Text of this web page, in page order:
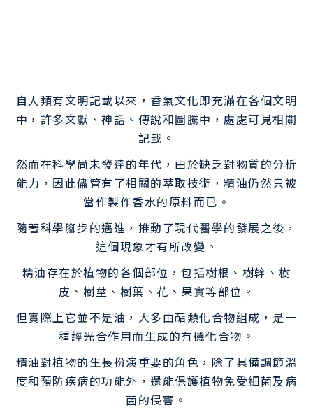
自人類有文明記載以來，香氣文化即充滿在各個文明
中，許多文獻、神話、傳說和圖騰中，處處可見相關
記載。
然而在科學尚未發達的年代，由於缺乏對物質的分析
能力，因此儘管有了相關的萃取技術，精油仍然只被
當作製作香水的原料而已。
隨著科學腳步的邁進，推動了現代醫學的發展之後，
這個現象才有所改變。
精油存在於植物的各個部位，包括樹根、樹幹、樹
皮、樹莖、樹葉、花、果實等部位。
但實際上它並不是油，大多由萜類化合物組成，是一
種經光合作用而生成的有機化合物。
精油對植物的生長扮演重要的角色，除了具備調節溫
度和預防疾病的功能外，還能保護植物免受細菌及病
菌的侵害。